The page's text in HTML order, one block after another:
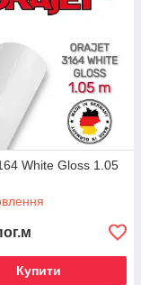
White Gloss 1.05
Купити